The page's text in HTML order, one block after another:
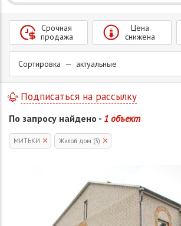
Сортировка — актуальные
Срочная
продажа
Цена
снижена
По запросу найдено - 1 объект
Подписаться на рассылку
МИТЬКИ Жилой дом (3)